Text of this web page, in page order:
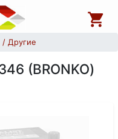
Другие
(BRONKO)